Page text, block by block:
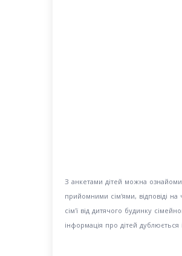
З анкетами дітей можна
прийомними сім'ями, відповіді на
сім'ї від дитячого будинку
інформація про дітей